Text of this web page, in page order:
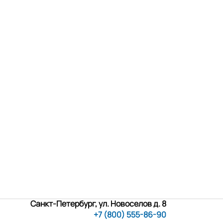
Санкт-Петербург, ул. Новоселов д. 8
+7 (800) 555-86-90